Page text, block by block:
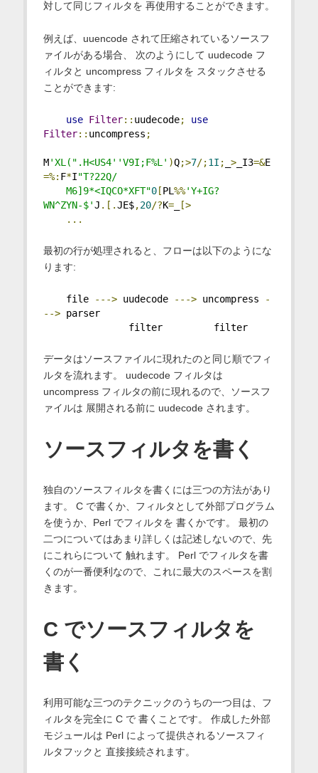
対して同じフィルタを 再使用することができます。
例えば、uuencode されて圧縮されているソースフ
ァイルがある場合、 次のようにして uudecode フ
ィルタと uncompress フィルタを スタックさせる
ことができます:
use Filter:: uudecode;
use
Filter:: uncompress ;
M'XL(".H<US4''V9I;F%L' )Q;>7/;1I ; >_I3=&E
=%: F*I"T?22Q/
M6]9*<IQCO*XFT"0[PL %%'Y+IG?
WN^ZYN-$'J .[.JE$,20/?K=_
[>
...
最初の行が処理されると、フローは以下のようにな
ります:
file ---> uudecode ---> uncompress
-
--> parser
filter         filter
データはソースファイルに現れたのと同じ順でフィ
ルタを流れます。 uudecode フィルタは
uncompress フィルタの前に現れるので、ソースフ
ァイルは 展開される前に uudecode されます。
ソースフィルタを書く
独自のソースフィルタを書くには三つの方法があり
ます。 C で書くか、フィルタとして外部プログラム
を使うか、Perl でフィルタを 書くかです。 最初の
二つについてはあまり詳しくは記述しないので、先
にこれらについて 触れます。 Perl でフィルタを書
くのが一番便利なので、これに最大のスペースを割
きます。
C でソースフィルタを
書く
利用可能な三つのテクニックのうちの一つ目は、フ
ィルタを完全に C で 書くことです。 作成した外部
モジュールは Perl によって提供されるソースフィ
ルタフックと 直接接続されます。